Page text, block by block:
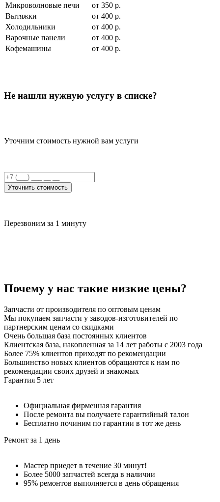
Микроволновые печи
от 350 р.
Вытяжки
от 400 р.
Холодильники
от 400 р.
Варочные панели
от 400 р.
Кофемашины
от 400 р.
Не нашли нужную услугу в списке?
Уточним стоимость нужной вам услуги
Уточнить стоимость
Перезвоним за 1 минуту
Почему у нас такие низкие цены?
Запчасти от производителя по оптовым ценам
Мы покупаем запчасти у заводов-изготовителей по
партнерским ценам со скидками
Очень большая база постоянных клиентов
Клиентская база, накопленная за 14 лет работы с 2003 года
Более 75% клиентов приходят по рекомендации
Большинство новых клиентов обращаются к нам по
рекомендации своих друзей и знакомых
Гарантия 5 лет
Официальная фирменная гарантия
После ремонта вы получаете гарантийный талон
Бесплатно починим по гарантии в тот же день
Ремонт за 1 день
Мастер приедет в течение 30 минут!
Более 5000 запчастей всегда в наличии
95% ремонтов выполняется в день обращения